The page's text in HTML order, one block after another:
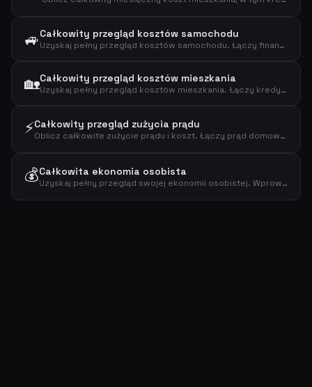
🚙Całkowity przegląd kosztów samochodu
Uzyskaj pełny przegląd kosztów samochodu. Łączy finansowanie, ubezpieczenie i podatek, paliwo lub ładowanie, konserwację oraz parking/mycie w jeden koszt z ceną za km.
🏡Całkowity przegląd kosztów mieszkania
Uzyskaj pełny przegląd kosztów mieszkania. Łączy kredyt, media, ubezpieczenie, podatek, konserwację i abonamenty w jedną sumę.
⚡Całkowity przegląd zużycia prądu
Oblicz całkowite zużycie prądu i koszt. Łączy prąd domowy, pompę ciepła i ładowanie EV w jednym przeglądzie.
💰Całkowita ekonomia osobista
Uzyskaj pełny przegląd swojej ekonomii osobistej. Wprowadź dochód netto i wydatki, aby zobaczyć łączne wydatki, nadwyżkę i stopę oszczędności.